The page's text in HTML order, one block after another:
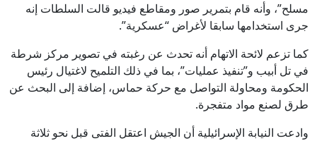
مسلح”، وأنه قام بتمرير صور ومقاطع فيديو قالت السلطات إنه
جرى استخدامها سابقا لأغراض “عسكرية”.
كما تزعم لائحة الاتهام أنه تحدث عن رغبته في تصوير مركز شرطة
في تل أبيب و”تنفيذ عمليات”، بما في ذلك التلميح لاغتيال رئيس
الحكومة ومحاولة التواصل مع حركة حماس، إضافة إلى البحث عن
طرق لصنع مواد متفجرة.
وادعت النيابة الإسرائيلية أن الجيش اعتقل الفتى قبل نحو ثلاثة